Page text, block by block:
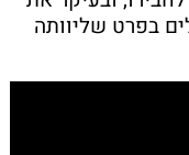
בפרט שליוותה